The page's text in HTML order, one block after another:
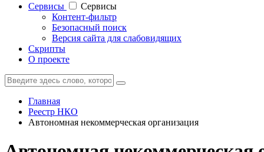
Cервисы
Cервисы
Контент-фильтр
Безопасный поиск
Версия сайта для слабовидящих
Скрипты
О проекте
Главная
Реестр НКО
Автономная некоммерческая организация